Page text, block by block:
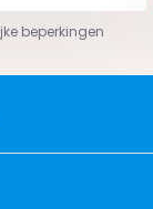
beperkingen